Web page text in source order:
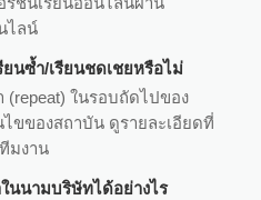
ไลน์
นซ้ำ/เรียนชดเชยหรือไม่
(repeat) ในรอบถัดไปของ
ขของสถาบัน ดูรายละเอียดที่
มงาน
นนามบริษัทได้อย่างไร